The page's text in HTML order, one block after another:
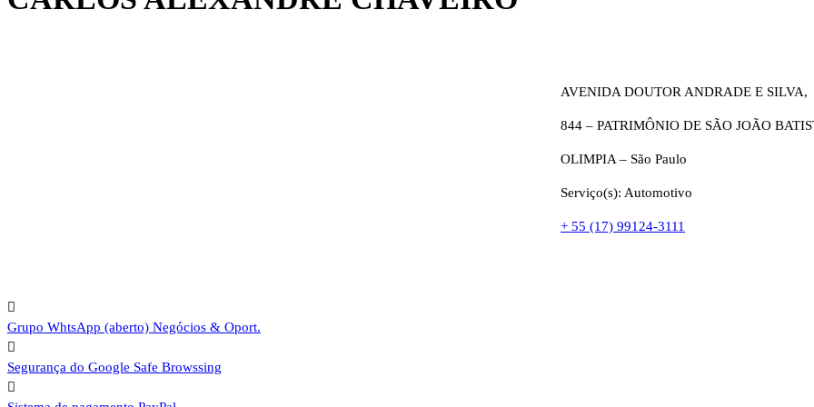
AVENIDA DOUTOR ANDRADE E SILVA,
844 – PATRIMÔNIO DE SÃO JOÃO
OLIMPIA – São Paulo
Serviço(s): Automotivo
+ 55 (17) 99124-3111
Grupo WhtsApp (aberto) Negócios & Oport.
Segurança do Google Safe Browssing